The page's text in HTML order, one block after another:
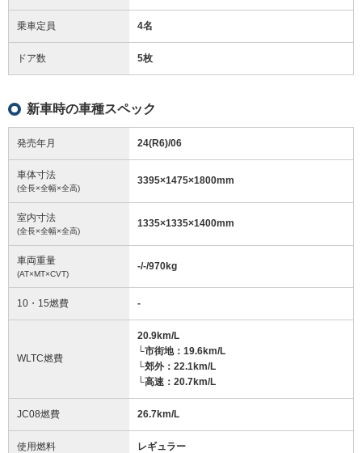
乗車定員 4名
ドア数 5枚
新車時の車種スペック
発売年月 24(R6)/06
車体寸法
(全長×全幅×全高)
3395×1475×1800mm
室内寸法
(全長×全幅×全高)
1335×1335×1400mm
車両重量
(AT×MT×CVT)
-/-/970kg
10・15燃費 -
WLTC燃費
20.9km/L
└市街地：19.6km/L
└郊外：22.1km/L
└高速：20.7km/L
JC08燃費 26.7km/L
使用燃料 レギュラー